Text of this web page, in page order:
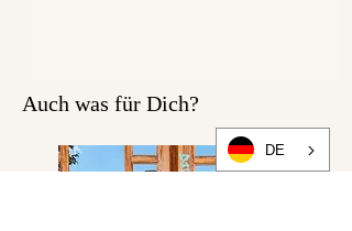
Auch was für Dich?
DE